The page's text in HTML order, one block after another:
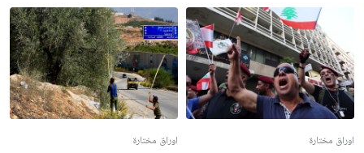
اوراق مختارة اوراق مختارة